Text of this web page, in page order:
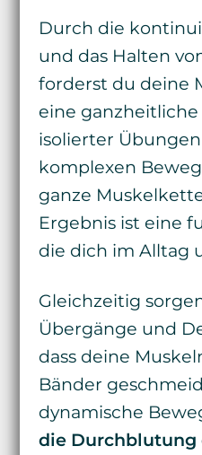
Durch die
und das Halten
forderst du deine
eine ganzheitliche
isolierter
komplexen
ganze
Ergebnis ist eine
die dich im Alltag
Gleichzeitig
Übergänge und
dass deine
Bänder
dynamische
die Durchblutung